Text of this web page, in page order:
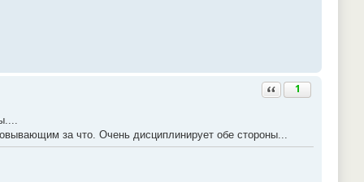
Ответить с цитатой
1
за что. Очень дисциплинирует обе стороны...